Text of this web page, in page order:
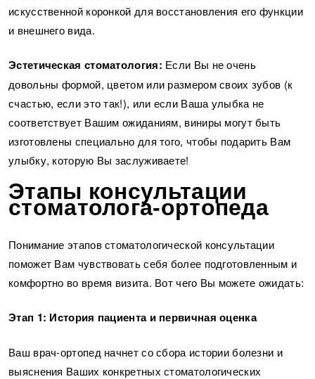
искусственной коронкой для восстановления его функции
и внешнего вида.
Эстетическая стоматология: Если Вы не очень
довольны формой, цветом или размером своих зубов (к
счастью, если это так!), или если Ваша улыбка не
соответствует Вашим ожиданиям, виниры могут быть
изготовлены специально для того, чтобы подарить Вам
улыбку, которую Вы заслуживаете!
Этапы консультации
стоматолога-ортопеда
Понимание этапов стоматологической консультации
поможет Вам чувствовать себя более подготовленным и
комфортно во время визита. Вот чего Вы можете ожидать:
Этап 1: История пациента и первичная оценка
Ваш врач-ортопед начнет со сбора истории болезни и
выяснения Ваших конкретных стоматологических